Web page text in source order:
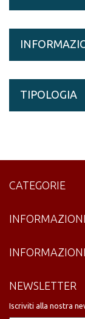
TIPOLOGIA
CATEGORIE
INFORMAZIONI
NEWSLETTER
Iscriviti alla nostra